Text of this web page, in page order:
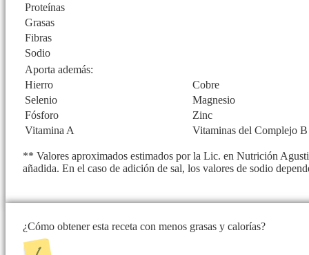
Proteínas
Grasas
Fibras
Sodio
Aporta además:
Hierro
Cobre
Selenio
Magnesio
Fósforo
Zinc
Vitamina A
Vitaminas del Complejo B
** Valores aproximados estimados por la Lic. en Nutrición
añadida. En el caso de adición de sal, los valores de sodio
¿Cómo obtener esta receta con menos grasas y calorías?